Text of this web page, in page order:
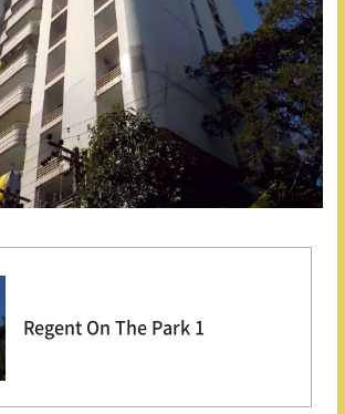
Regent On The Park 1